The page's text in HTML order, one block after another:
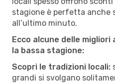
stagione è perfetta anche
all’ultimo minuto.
Ecco alcune delle
la bassa stagione:
Scopri le tradizioni locali:
grandi si svolgano